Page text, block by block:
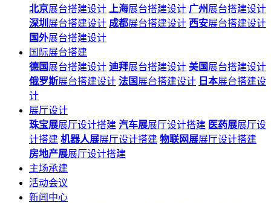
北京展台搭建设计 上海展台搭建设计 广州展台搭建设计
深圳 展台搭建设计 成都展台搭建设计 西安展台搭建设计
国外展台搭建设计
国际展台搭建
德国 展台搭建设计 迪拜展台搭建设计 美国 展台搭建设计
俄罗斯展台搭建设计 法国 展台搭建设计 日本展台搭建设
计
展厅设计
珠宝展展厅设计搭建 汽车展展厅设计搭建 医药展展厅设
计搭建 机器人展展厅设计搭建 物联网展展厅设计搭建
房地产展展厅设计搭建
主场承建
活动会议
新闻中心